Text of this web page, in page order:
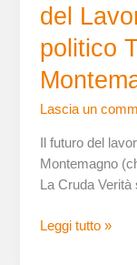
del
politico
Lascia un
Il futuro del
Montemagno
La Cruda Verità
Verità
sul
Futuro
del
Lavoro
nessun
politico
Ti
mai)
Leggi tutto »